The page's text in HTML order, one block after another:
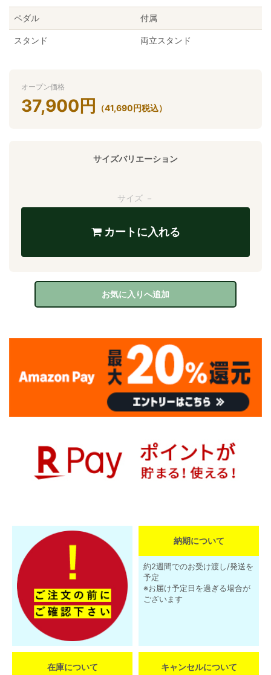
ペダル 付属
スタンド 両立スタンド
オープン価格
37,900 円 （41,690円税込）
サイズバリエーション
サイズ －
カートに入れる
お気に入りへ追加
納期について
約2週間でのお受け渡し/発送を
予定
※お届け予定日を過ぎる場合が
ございます
在庫について キャンセルについて